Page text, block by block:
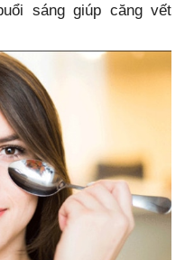
sáng giúp căng vết